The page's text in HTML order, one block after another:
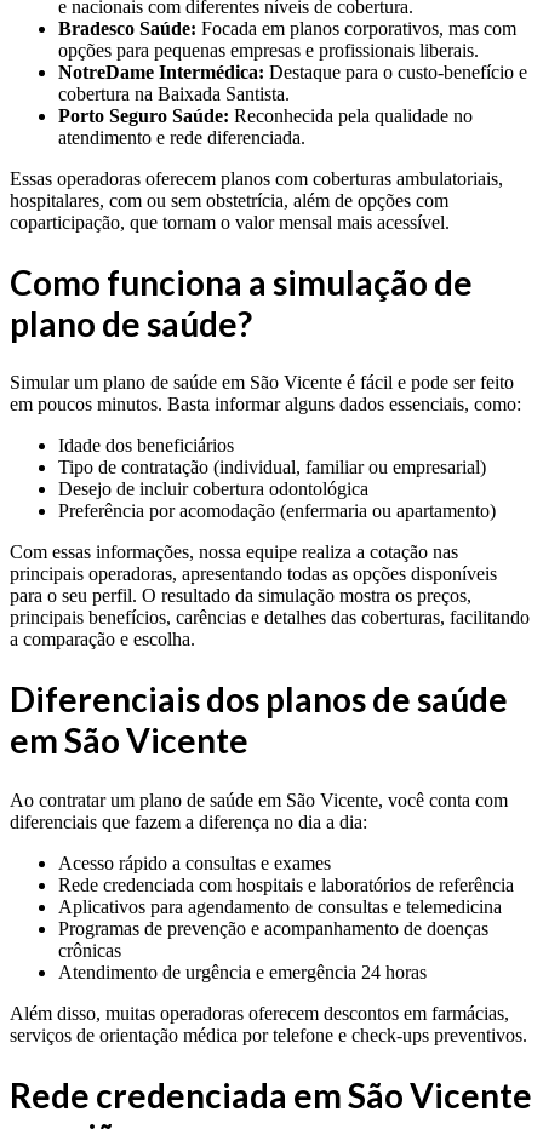
e nacionais com diferentes níveis de cobertura.
Bradesco Saúde: Focada em planos corporativos, mas com
opções para pequenas empresas e profissionais liberais.
NotreDame Intermédica: Destaque para o custo-benefício e
cobertura na Baixada Santista.
Porto Seguro Saúde: Reconhecida pela qualidade no
atendimento e rede diferenciada.
Essas operadoras oferecem planos com coberturas ambulatoriais,
hospitalares, com ou sem obstetrícia, além de opções com
coparticipação, que tornam o valor mensal mais acessível.
Como funciona a simulação de
plano de saúde?
Simular um plano de saúde em São Vicente é fácil e pode ser feito
em poucos minutos. Basta informar alguns dados essenciais, como:
Idade dos beneficiários
Tipo de contratação (individual, familiar ou empresarial)
Desejo de incluir cobertura odontológica
Preferência por acomodação (enfermaria ou apartamento)
Com essas informações, nossa equipe realiza a cotação nas
principais operadoras, apresentando todas as opções disponíveis
para o seu perfil. O resultado da simulação mostra os preços,
principais benefícios, carências e detalhes das coberturas, facilitando
a comparação e escolha.
Diferenciais dos planos de saúde
em São Vicente
Ao contratar um plano de saúde em São Vicente, você conta com
diferenciais que fazem a diferença no dia a dia:
Acesso rápido a consultas e exames
Rede credenciada com hospitais e laboratórios de referência
Aplicativos para agendamento de consultas e telemedicina
Programas de prevenção e acompanhamento de doenças
crônicas
Atendimento de urgência e emergência 24 horas
Além disso, muitas operadoras oferecem descontos em farmácias,
serviços de orientação médica por telefone e check-ups preventivos.
Rede credenciada em São Vicente